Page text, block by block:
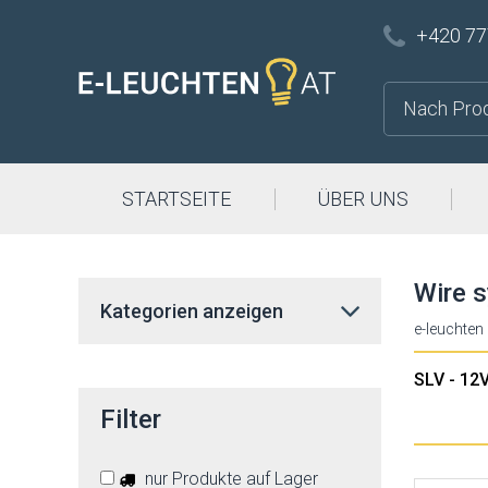
+420
STARTSEITE ÜBER UNS
Wire
e-leuchten
SLV -
Kategorien anzeigen
Filter
nur Produkte auf Lager